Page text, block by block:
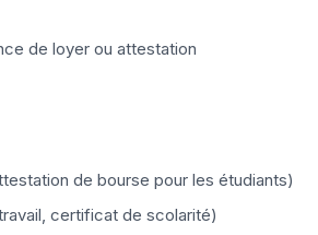
de loyer ou attestation
de bourse pour les étudiants)
certificat de scolarité)